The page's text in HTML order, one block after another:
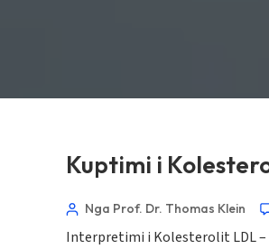
Kuptimi i
Nga Prof. Dr. Thomas Klein
Interpretimi i Kolesterolit LDL –